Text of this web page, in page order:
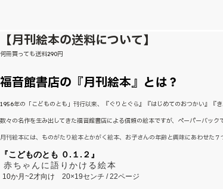
【月刊絵本の送料について】
何冊買っても送料290円
福音館書店の『月刊絵本』とは？
1956年の「こどものとも」刊行以来、『ぐりとぐら』『はじめてのおつかい』『
数々の名作を生み出してきた福音館書店による信頼の絵本ですが、ペーパーバッ
月刊絵本には、ものがたり絵本とかがく絵本、お子さんの年齢と興味にあわせた７
『こどものとも ０.１.２』
赤ちゃんに語りかける絵本
10か月~2才向け 20×19センチ / 22ページ